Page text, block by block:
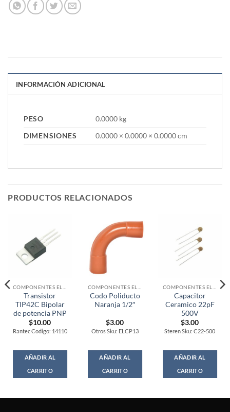
INFORMACIÓN ADICIONAL
PESO
0.0000 kg
DIMENSIONES
0.0000 × 0.0000 × 0.0000 cm
PRODUCTOS RELACIONADOS
Transistor
TIP42C Bipolar
de potencia PNP
$10.00
Rantec Codigo: 14110
AÑADIR AL
CARRITO
Codo Poliducto
Naranja 1/2″
$3.00
Otros Sku: ELCP13
AÑADIR AL
CARRITO
Capacitor
Ceramico 22pF
500V
$3.00
Steren Sku: C22-500
AÑADIR AL
CARRITO